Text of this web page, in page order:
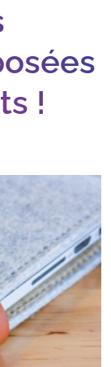
!